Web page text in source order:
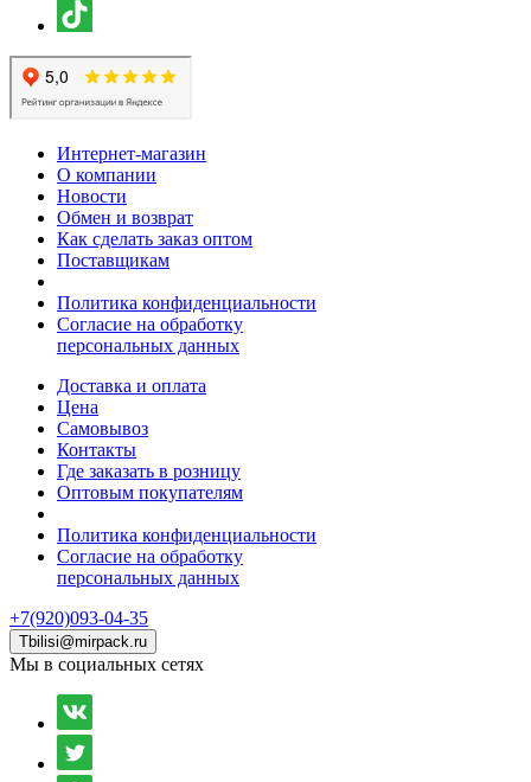
Интернет-магазин
О компании
Новости
Обмен и возврат
Как сделать заказ оптом
Поставщикам
Политика конфиденциальности
Согласие на обработку
персональных данных
Доставка и оплата
Цена
Самовывоз
Контакты
Где заказать в розницу
Оптовым покупателям
Политика конфиденциальности
Согласие на обработку
персональных данных
+7(920)093-04-35
Tbilisi@mirpack.ru
Мы в социальных сетях